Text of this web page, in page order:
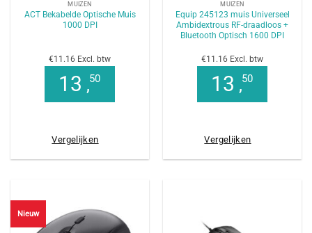
MUIZEN
ACT Bekabelde Optische Muis
1000 DPI
€11.16 Excl. btw
13 ,50
Vergelijken
MUIZEN
Equip 245123 muis Universeel
Ambidextrous RF-draadloos +
Bluetooth Optisch 1600 DPI
€11.16 Excl. btw
13 ,50
Vergelijken
Nieuw